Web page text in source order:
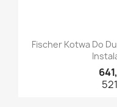
Fischer Kotwa Do